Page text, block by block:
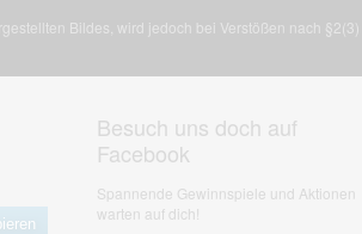
Bildes, wird jedoch bei Verstößen nach §2(3)
Besuch uns doch auf
Facebook
Spannende Gewinnspiele und Aktionen
warten auf dich!